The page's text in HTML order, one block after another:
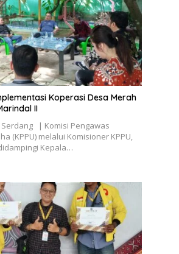
Koperasi Desa Merah
II
Serdang | Komisi Pengawas
(KPPU) melalui Komisioner KPPU,
Kepala…